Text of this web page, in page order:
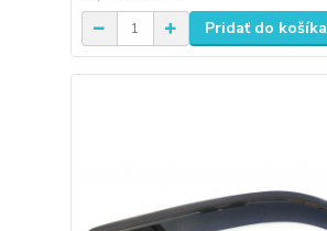
Pridať do košíka